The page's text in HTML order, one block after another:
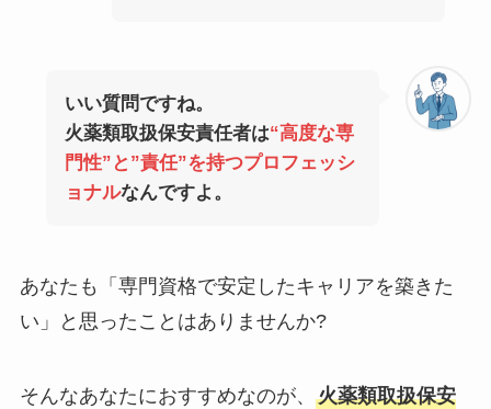
いい質問ですね。
火薬類取扱保安責任者は“高度な専
門性”と”責任”を持つプロフェッシ
ョナルなんですよ。
あなたも「専門資格で安定したキャリアを築きた
い」と思ったことはありませんか?
そんなあなたにおすすめなのが、 火薬類取扱保安